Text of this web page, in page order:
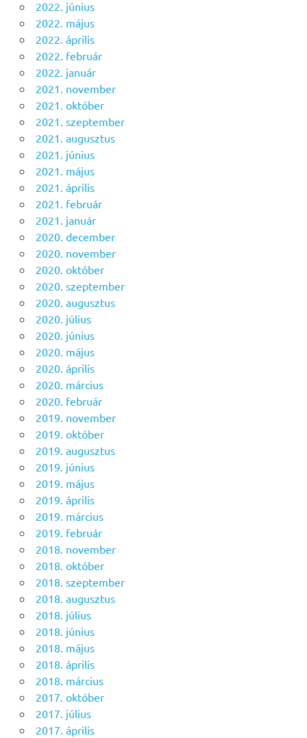
2022. június
2022. május
2022. április
2022. február
2022. január
2021. november
2021. október
2021. szeptember
2021. augusztus
2021. június
2021. május
2021. április
2021. február
2021. január
2020. december
2020. november
2020. október
2020. szeptember
2020. augusztus
2020. július
2020. június
2020. május
2020. április
2020. március
2020. február
2019. november
2019. október
2019. augusztus
2019. június
2019. május
2019. április
2019. március
2019. február
2018. november
2018. október
2018. szeptember
2018. augusztus
2018. július
2018. június
2018. május
2018. április
2018. március
2017. október
2017. július
2017. április